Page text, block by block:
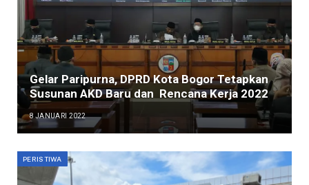
Gelar Paripurna, DPRD Kota Bogor Tetapkan
Susunan AKD Baru dan Rencana Kerja 2022
8 JANUARI 2022
PERISTIWA